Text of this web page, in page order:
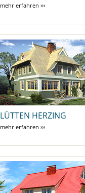
mehr erfahren ›››
LÜTTEN HERZING
mehr erfahren ›››